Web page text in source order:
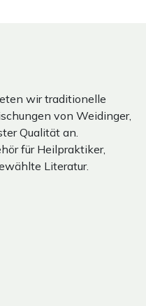
wir traditionelle
von Weidinger,
Qualität an.
für Heilpraktiker,
Literatur.